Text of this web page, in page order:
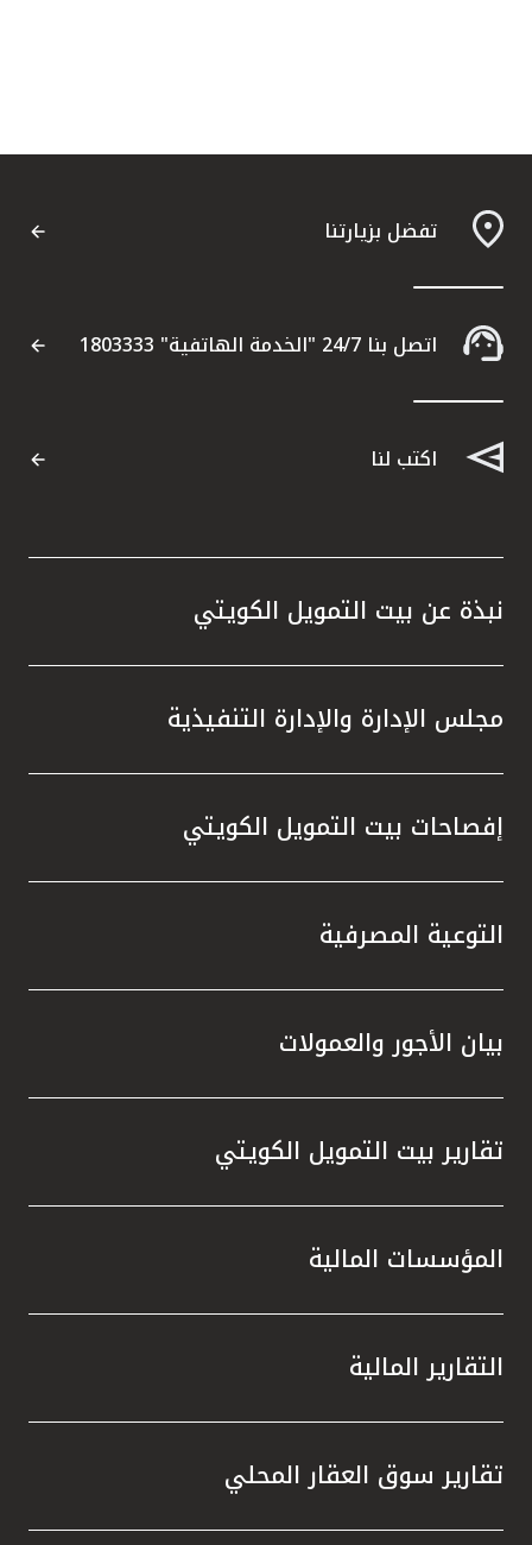
تفضل بزيارتنا
اتصل بنا 24/7 "الخدمة الهاتفية" 1803333
اكتب لنا
نبذة عن بيت التمويل الكويتي
مجلس الإدارة والإدارة التنفيذية
إفصاحات بيت التمويل الكويتي
التوعية المصرفية
بيان الأجور والعمولات
تقارير بيت التمويل الكويتي
المؤسسات المالية
التقارير المالية
تقارير سوق العقار المحلي